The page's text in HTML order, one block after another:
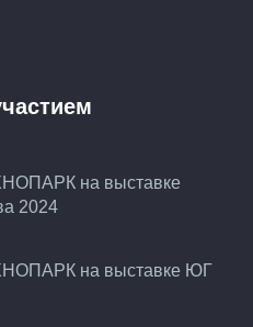
на выставке
2024
на выставке ЮГ